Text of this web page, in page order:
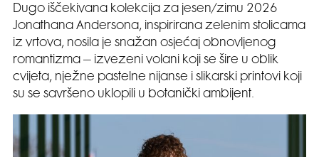
Dugo iščekivana kolekcija za jesen/zimu 2026
Jonathana Andersona, inspirirana zelenim stolicama
iz vrtova, nosila je snažan osjećaj obnovljenog
romantizma – izvezeni volani koji se šire u oblik
cvijeta, nježne pastelne nijanse i slikarski printovi koji
su se savršeno uklopili u botanički ambijent.